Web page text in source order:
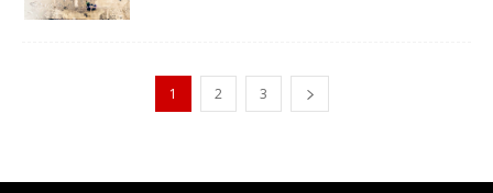
1 2 3